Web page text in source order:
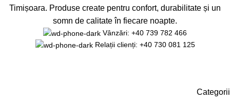
Timișoara. Produse create pentru confort, durabilitate și un
somn de calitate în fiecare noapte.
Vânzări: +40 739 782 466
Relații clienți: +40 730 081 125
Categorii